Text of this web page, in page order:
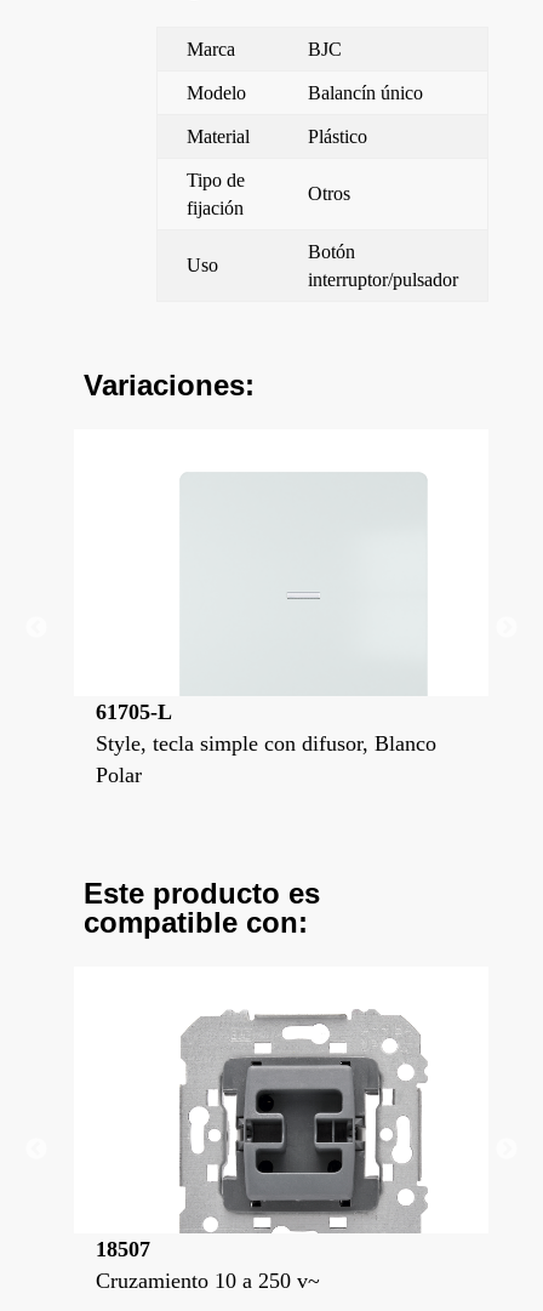
Marca BJC
Modelo Balancín único
Material Plástico
Tipo de
fijación
Otros
Uso
Botón
interruptor/pulsador
Variaciones:
61705-L
Style, tecla simple con difusor, Blanco
Polar
Este producto es
compatible con:
18507
Cruzamiento 10 a 250 v~